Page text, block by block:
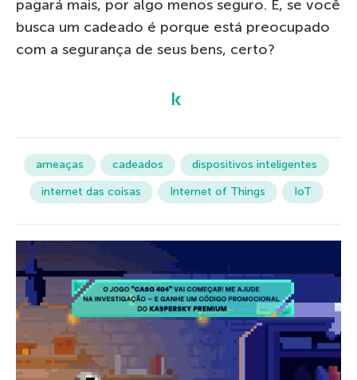
pagará mais, por algo menos seguro. E, se você
busca um cadeado é porque está preocupado
com a segurança de seus bens, certo?
ameaças cadeados
dispositivos inteligentes
internet das coisas
Internet of Things IoT